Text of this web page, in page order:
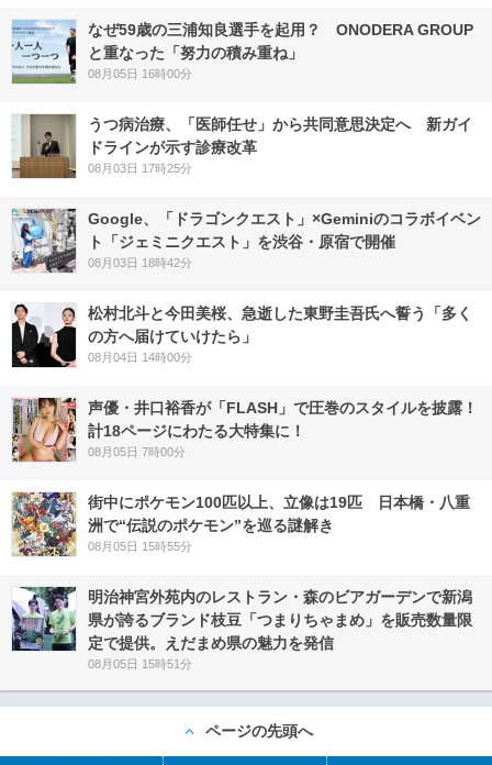
なぜ59歳の三浦知良選手を起用？ ONODERA GROUP
と重なった「努力の積み重ね」
08月05日 16時00分
うつ病治療、「医師任せ」から共同意思決定へ 新ガイ
ドラインが示す診療改革
08月03日 17時25分
Google、「ドラゴンクエスト」×Geminiのコラボイベン
ト「ジェミニクエスト」を渋谷・原宿で開催
08月03日 18時42分
松村北斗と今田美桜、急逝した東野圭吾氏へ誓う「多く
の方へ届けていけたら」
08月04日 14時00分
声優・井口裕香が「FLASH」で圧巻のスタイルを披露！
計18ページにわたる大特集に！
08月05日 7時00分
街中にポケモン100匹以上、立像は19匹 日本橋・八重
洲で“伝説のポケモン”を巡る謎解き
08月05日 15時55分
明治神宮外苑内のレストラン・森のビアガーデンで新潟
県が誇るブランド枝豆「つまりちゃまめ」を販売数量限
定で提供。えだまめ県の魅力を発信
08月05日 15時51分
ページの先頭へ